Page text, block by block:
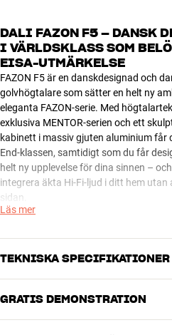
DALI FAZON F5 – DANSK
I VÄRLDSKLASS SOM
EISA-UTMÄRKELSE
FAZON F5 är en danskdesignad och
golvhögtalare som sätter en helt ny
eleganta FAZON-serie. Med
exklusiva MENTOR-serien och ett
kabinett i massiv gjuten aluminium får
End-klassen, samtidigt som du får
helt ny upplevelse för dina sinnen –
integrera äkta Hi-Fi-ljud i ditt hem utan
sidan.
när det gäller design och ljudkvalitet.
hem det eftertraktade och
European Audio Design 2011-2012 –
Läs mer
TEKNISKA SPECIFIKATIONER
GRATIS DEMONSTRATION